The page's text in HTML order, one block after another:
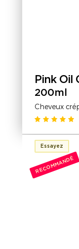
Pink Oil
200ml
Cheveux
Essayez
RECOMMANDÉ